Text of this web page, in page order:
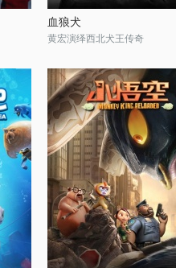
血狼犬
黄宏演绎西北犬王传奇